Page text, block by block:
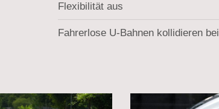
Flexibilität aus
Fahrerlose U-Bahnen kollidieren